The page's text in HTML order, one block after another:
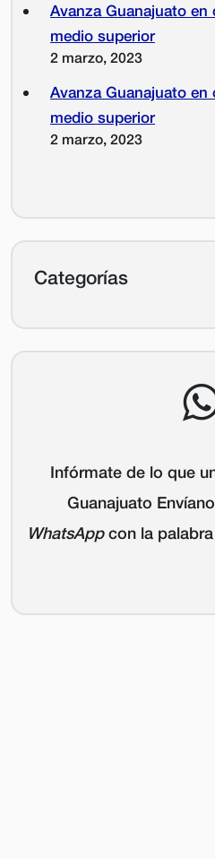
Avanza Guanajuato en
medio superior
2 marzo, 2023
Avanza Guanajuato en
medio superior
2 marzo, 2023
Categorías
Infórmate de lo que
Guanajuato
WhatsAppcon la palabra